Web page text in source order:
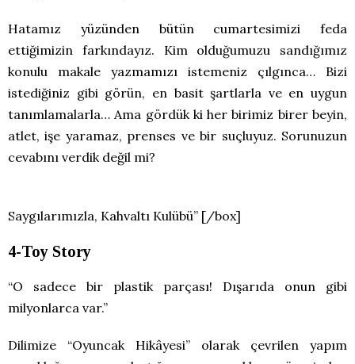
Hatamız yüzünden bütün cumartesimizi feda
ettiğimizin farkındayız. Kim olduğumuzu sandığımız
konulu makale yazmamızı istemeniz çılgınca… Bizi
istediğiniz gibi görün, en basit şartlarla ve en uygun
tanımlamalarla… Ama gördük ki her birimiz birer beyin,
atlet, işe yaramaz, prenses ve bir suçluyuz. Sorunuzun
cevabını verdik değil mi?
Saygılarımızla, Kahvaltı Kulübü” [/box]
4-Toy Story
“O sadece bir plastik parçası! Dışarıda onun gibi
milyonlarca var.”
Dilimize “Oyuncak Hikâyesi” olarak çevrilen yapım